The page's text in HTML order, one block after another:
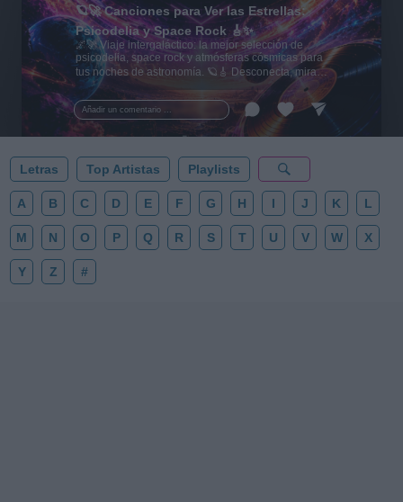
Añadir un comentario ...
🪐🚀 Canciones para Ver las Estrellas:
Psicodelia y Space Rock 🎸✨
🌌🚀 Viaje intergaláctico: la mejor selección de
psicodelia, space rock y atmósferas cósmicas para
tus noches de astronomía. 🪐🎸 Desconecta, mira
al firmamento y siente la gravedad cero. 💾 ¡Guarda
esta colección para tu próxima noche estrellada!
✨⭐
Letras Top Artistas Playlists
A B C D E F G H I J K L
M N O P Q R S T U V W X
Y Z #